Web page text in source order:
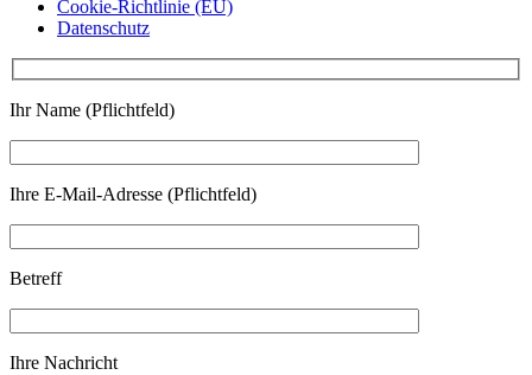
Cookie-Richtlinie (EU)
Datenschutz
Ihr Name (Pflichtfeld)
Ihre E-Mail-Adresse (Pflichtfeld)
Betreff
Ihre Nachricht